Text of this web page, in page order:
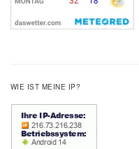
WIE IST MEINE IP?